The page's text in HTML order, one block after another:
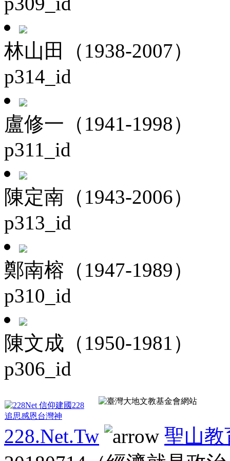
林山田（1938-2007）
p314_id
盧修一（1941-1998）
p311_id
陳定南（1943-2006）
p313_id
鄭南榕（1947-1989）
p310_id
陳文成（1950-1981）
p306_id
228.Net.Tw
聖山教